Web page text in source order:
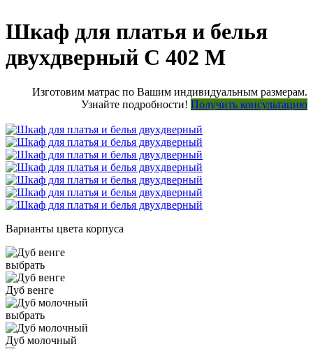
Шкаф для платья и белья
двухдверный С 402 М
Изготовим матрас по Вашим индивидуальным размерам.
Узнайте подробности! Получить консультацию
Варианты цвета корпуса
выбрать
Дуб венге
выбрать
Дуб молочный